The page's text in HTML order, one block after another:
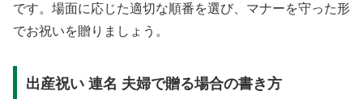
です。場面に応じた適切な順番を選び、マナーを守った形
でお祝いを贈りましょう。
出産祝い 連名 夫婦で贈る場合の書き方